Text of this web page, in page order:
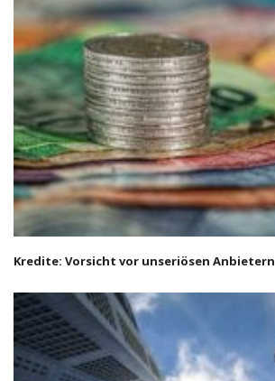
Kredite: Vorsicht vor unseriösen Anbietern